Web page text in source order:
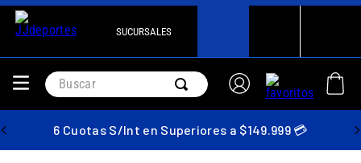
SUCURSALES
Buscar
6 Cuotas S/Int en Superiores a $149.999 💳